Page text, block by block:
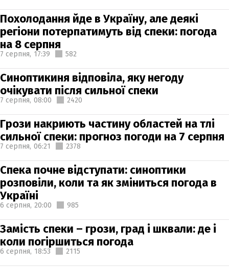
Похолодання йде в Україну, але деякі
регіони потерпатимуть від спеки: погода
на 8 серпня
7 серпня, 17:39 582
Синоптикиня відповіла, яку негоду
очікувати після сильної спеки
7 серпня, 08:00 2420
Грози накриють частину областей на тлі
сильної спеки: прогноз погоди на 7 серпня
7 серпня, 06:21 2378
Спека почне відступати: синоптики
розповіли, коли та як зміниться погода в
Україні
6 серпня, 20:00 985
Замість спеки – грози, град і шквали: де і
коли погіршиться погода
6 серпня, 18:53 2115